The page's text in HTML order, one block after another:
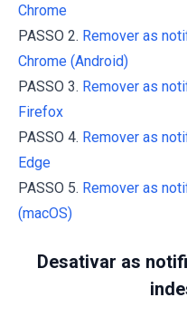
Chrome
PASSO 2. Remover as
Chrome (Android)
PASSO 3. Remover as
Firefox
PASSO 4. Remover as
Edge
PASSO 5. Remover as
(macOS)
Desativar as